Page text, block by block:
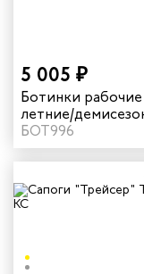
5 005 ₽
Ботинки рабочие
летние/
"Трейсер" TR16 с
цвет черный
БОТ996